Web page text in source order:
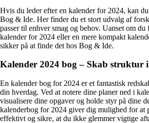
Hvis du leder efter en kalender for 2024, kan
Bog & Ide. Her finder du et stort udvalg af
passer til enhver smag og behov. Uanset om
kalender for 2024 eller en mere kompakt
sikker på at finde det hos Bog & Ide.
Kalender 2024 bog – Skab struktur
En kalender bog for 2024 er et fantastisk
din hverdag. Ved at notere dine planer ned i
visualisere dine opgaver og holde styr på dine
kalenderbog for 2024 giver dig mulighed for at
effektivt og sikre, at du ikke glemmer vigtige